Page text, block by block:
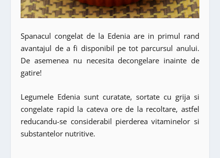
Spanacul congelat de la Edenia are in primul rand
avantajul de a fi disponibil pe tot parcursul anului.
De asemenea nu necesita decongelare inainte de
gatire!
Legumele Edenia sunt curatate, sortate cu grija si
congelate rapid la cateva ore de la recoltare, astfel
reducandu-se considerabil pierderea vitaminelor si
substantelor nutritive.